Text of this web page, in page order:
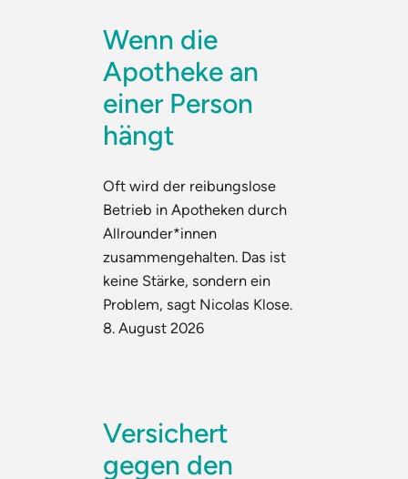
Wenn die
Apotheke an
einer Person
hängt
Oft wird der reibungslose
Betrieb in Apotheken durch
Allrounder*innen
zusammengehalten. Das ist
keine Stärke, sondern ein
Problem, sagt Nicolas Klose.
8. August 2026
Versichert
gegen den